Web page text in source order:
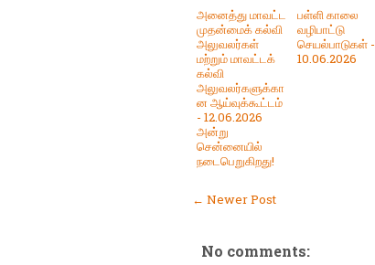
அனைத்து மாவட்ட
முதன்மைக் கல்வி
அலுவலர்கள்
மற்றும் மாவட்டக்
கல்வி
அலுவலர்களுக்கா
ன ஆய்வுக்கூட்டம்
- 12.06.2026
அன்று
சென்னையில்
நடைபெறுகிறது!
பள்ளி காலை
வழிபாட்டு
செயல்பாடுகள் -
10.06.2026
← Newer Post
No comments: